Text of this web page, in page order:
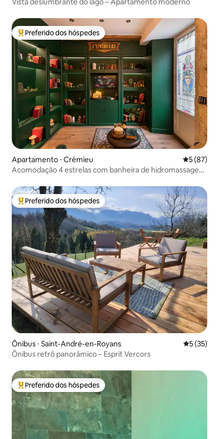
Vista deslumbrante do lago – Apartamento moderno
Entre os melhores preferidos dos hóspedes
Preferido dos hóspedes
Apartamento ⋅ Crémieu 5 de uma
5 (87)
Acomodação 4 estrelas com banheira de hidromassagem
Entre os melhores preferidos dos hóspedes
Preferido dos hóspedes
Ônibus ⋅ Saint-André-en-Royans 5 de uma
5 (35)
Ônibus retrô panorâmico – Esprit Vercors
Entre os melhores preferidos dos hóspedes
Preferido dos hóspedes